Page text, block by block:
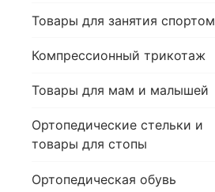
Товары для занятия спортом
Компрессионный трикотаж
Товары для мам и малышей
Ортопедические стельки и
товары для стопы
Ортопедическая обувь